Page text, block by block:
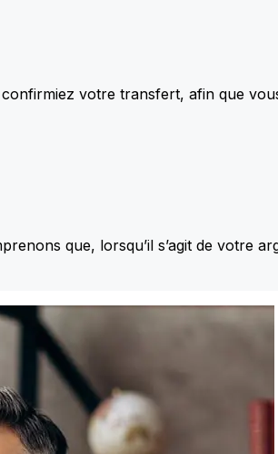
votre transfert, afin que
que, lorsqu’il s’agit de votre